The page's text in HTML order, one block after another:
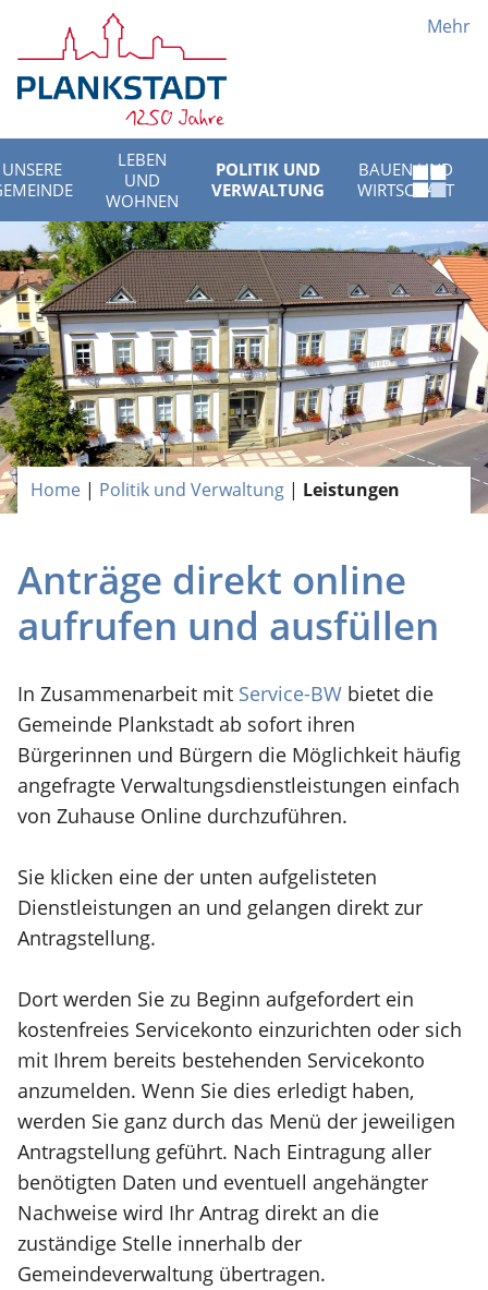
Mehr
UNSERE
LEBEN
UND
WOHNEN
POLITIK UND
VERWALTUNG
BAUEN UND
WIRTSCHAFT
Menü
öffnen
Home | Politik und Verwaltung | Leistungen
Anträge direkt online
aufrufen und ausfüllen
In Zusammenarbeit mit Service-BW bietet die
Gemeinde Plankstadt ab sofort ihren
Bürgerinnen und Bürgern die Möglichkeit häufig
angefragte Verwaltungsdienstleistungen einfach
von Zuhause Online durchzuführen.
Sie klicken eine der unten aufgelisteten
Dienstleistungen an und gelangen direkt zur
Antragstellung.
Dort werden Sie zu Beginn aufgefordert ein
kostenfreies Servicekonto einzurichten oder sich
mit Ihrem bereits bestehenden Servicekonto
anzumelden. Wenn Sie dies erledigt haben,
werden Sie ganz durch das Menü der jeweiligen
Antragstellung geführt. Nach Eintragung aller
benötigten Daten und eventuell angehängter
Nachweise wird Ihr Antrag direkt an die
zuständige Stelle innerhalb der
Gemeindeverwaltung übertragen.